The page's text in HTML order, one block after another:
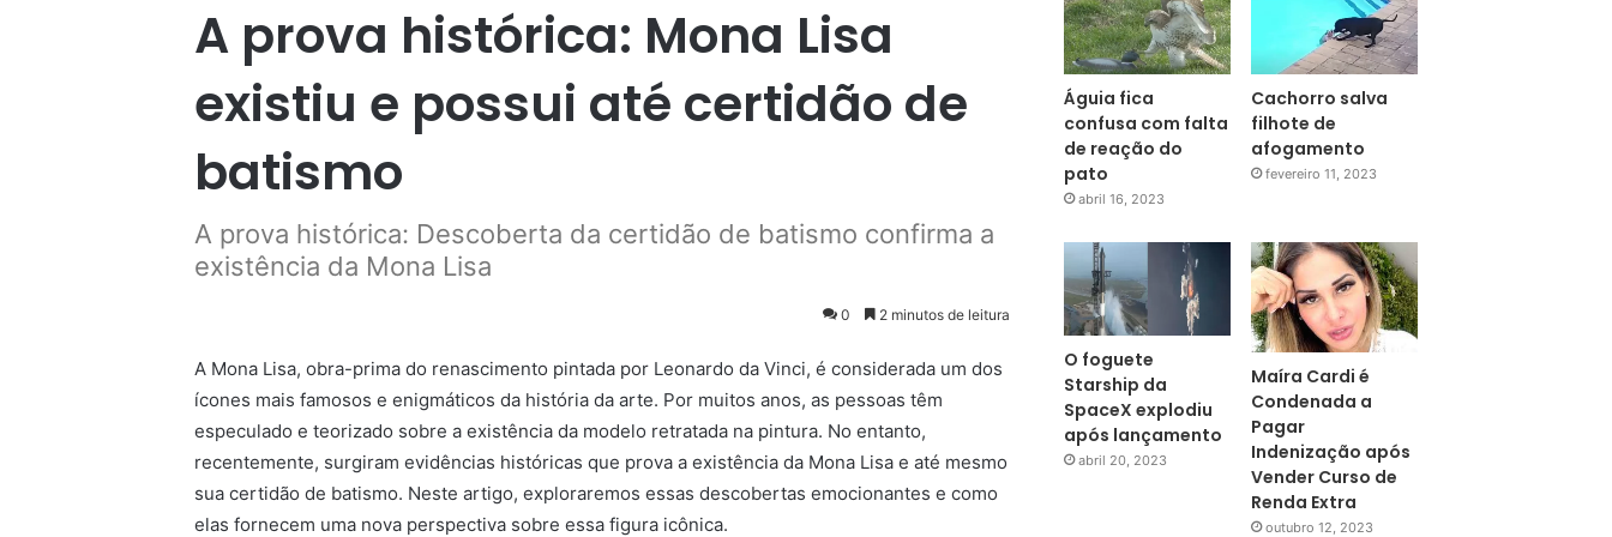
A prova histórica: Mona Lisa
existiu e possui até certidão de
batismo
A prova histórica: Descoberta da certidão de batismo confirma a
existência da Mona Lisa
0 2 minutos de leitura
A Mona Lisa, obra-prima do renascimento pintada por Leonardo da Vinci, é considerada um dos
ícones mais famosos e enigmáticos da história da arte. Por muitos anos, as pessoas têm
especulado e teorizado sobre a existência da modelo retratada na pintura. No entanto,
recentemente, surgiram evidências históricas que prova a existência da Mona Lisa e até mesmo
sua certidão de batismo. Neste artigo, exploraremos essas descobertas emocionantes e como
elas fornecem uma nova perspectiva sobre essa figura icônica.
Águia fica
confusa com falta
de reação do
pato
abril 16, 2023
Cachorro salva
filhote de
afogamento
fevereiro 11, 2023
O foguete
Starship da
SpaceX explodiu
após lançamento
abril 20, 2023
Maíra Cardi é
Condenada a
Pagar
Indenização após
Vender Curso de
Renda Extra
outubro 12, 2023